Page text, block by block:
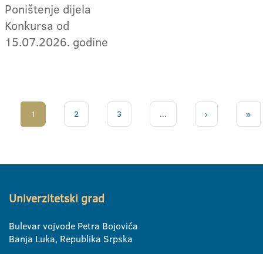
Poništenje dijela
Konkursa od
15.07.2026. godine
1 2 3 ... › »
Univerzitetski grad
Bulevar vojvode Petra Bojovića
Banja Luka, Republika Srpska